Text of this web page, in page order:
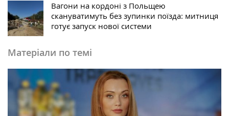
Вагони на кордоні з Польщею
скануватимуть без зупинки поїзда: митниця
готує запуск нової системи
Матеріали по темі